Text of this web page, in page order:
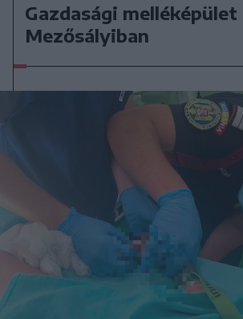
Gazdasági
Mezősályiban